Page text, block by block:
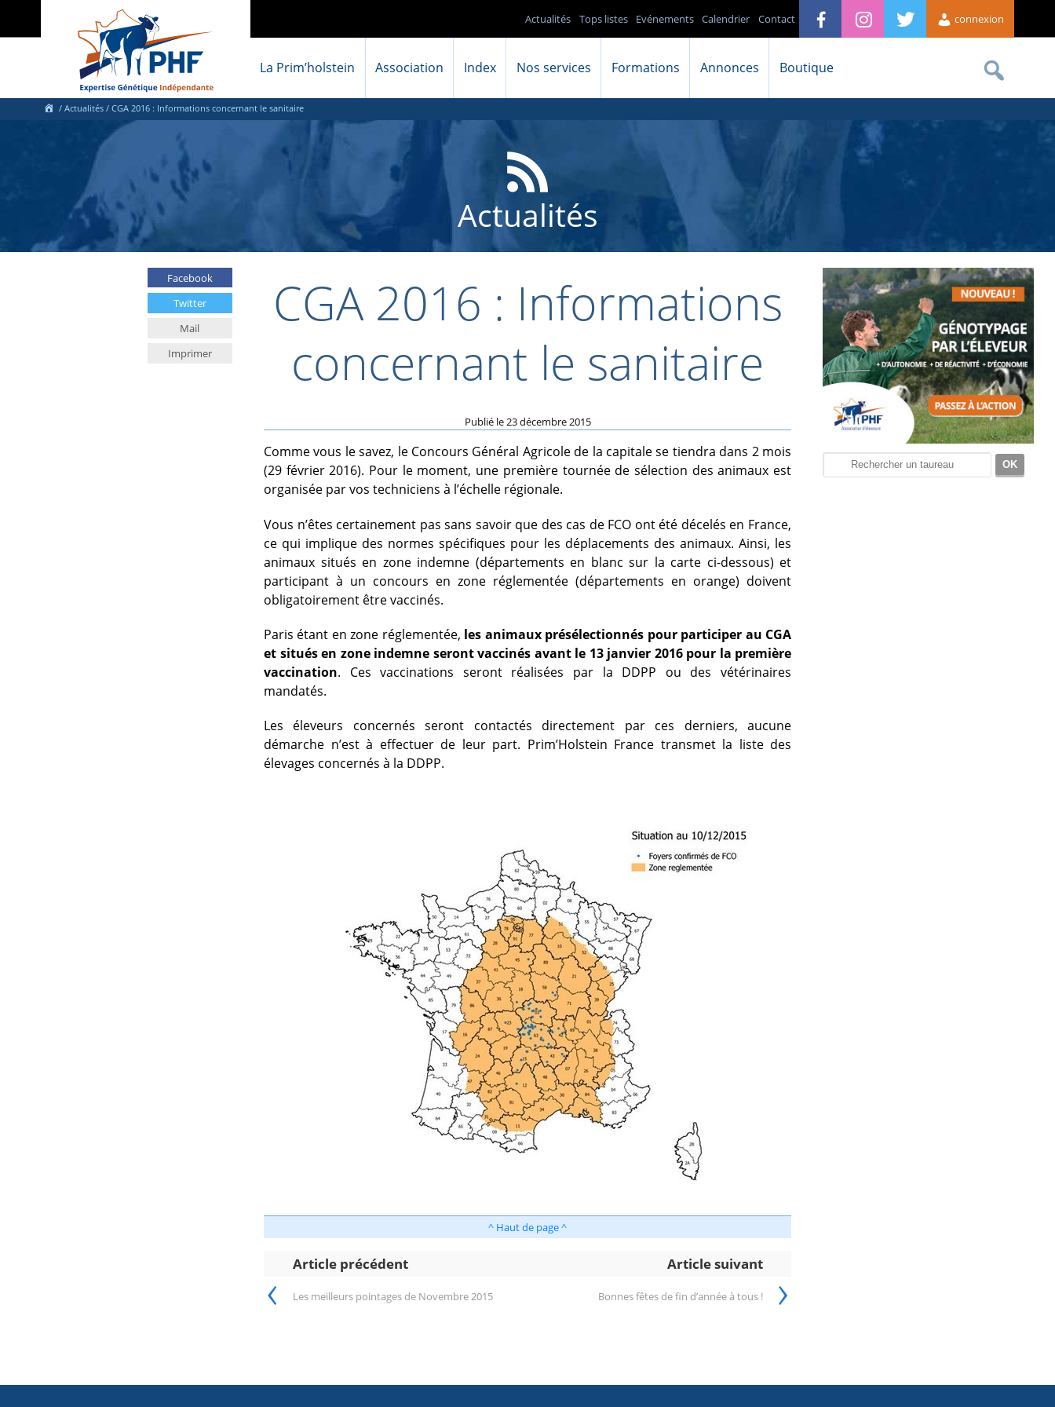
connexion
Contact
Calendrier
Evénements
Tops listes
Actualités
La Prim’holstein Association Index Nos services Formations Annonces Boutique
/ Actualités / CGA 2016 : Informations concernant le sanitaire
Actualités
Facebook
Twitter
Mail
Imprimer
CGA 2016 : Informations
concernant le sanitaire
Publié le23 décembre 2015
Comme vous le savez, le Concours Général Agricole de la capitale se tiendra dans 2 mois
(29 février 2016). Pour le moment, une première tournée de sélection des animaux est
organisée par vos techniciens à l’échelle régionale.
Vous n’êtes certainement pas sans savoir que des cas de FCO ont été décelés en France,
ce qui implique des normes spécifiques pour les déplacements des animaux. Ainsi, les
animaux situés en zone indemne (départements en blanc sur la carte ci-dessous) et
participant à un concours en zone réglementée (départements en orange) doivent
obligatoirement être vaccinés.
Paris étant en zone réglementée, les animaux présélectionnés pour participer au CGA
et situés en zone indemne seront vaccinés avant le 13 janvier 2016 pour la première
vaccination. Ces vaccinations seront réalisées par la DDPP ou des vétérinaires
mandatés.
Les éleveurs concernés seront contactés directement par ces derniers, aucune
démarche n’est à effectuer de leur part. Prim’Holstein France transmet la liste des
élevages concernés à la DDPP.
^ Haut de page ^
Article précédent Article suivant
‹ Les meilleurs pointages de Novembre 2015 Bonnes fêtes de fin d’année à tous ! ›